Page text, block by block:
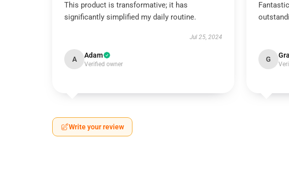
This product is transformative; it has
significantly simplified my daily routine.
Jul 25, 2024
A Adam
Verified owner
G
Write your review